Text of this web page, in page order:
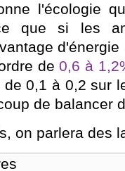
l'écologie
que si les
de0,6 à
de 0,1 à 0,2 sur
de balancer
on parlera des